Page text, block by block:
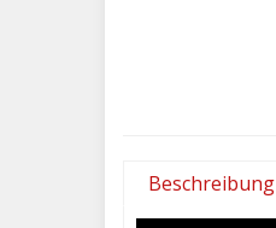
Beschreibung